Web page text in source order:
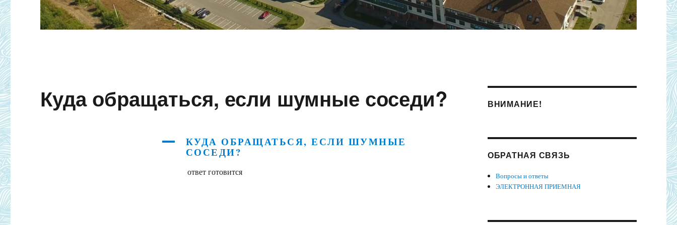
Куда обращаться, если шумные соседи?
A КУДА ОБРАЩАТЬСЯ, ЕСЛИ ШУМНЫЕ
СОСЕДИ?
ответ готовится
ВНИМАНИЕ!
ОБРАТНАЯ СВЯЗЬ
Вопросы и ответы
ЭЛЕКТРОННАЯ ПРИЕМНАЯ